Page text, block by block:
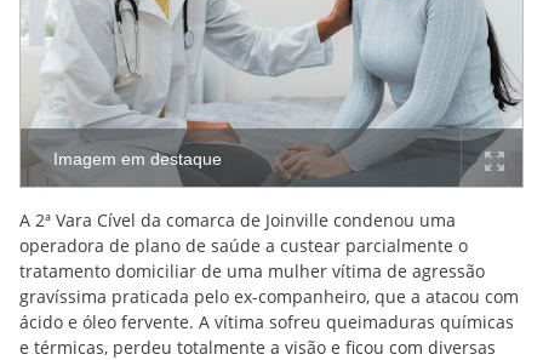
Imagem em destaque
A 2ª Vara Cível da comarca de Joinville condenou uma
operadora de plano de saúde a custear parcialmente o
tratamento domiciliar de uma mulher vítima de agressão
gravíssima praticada pelo ex-companheiro, que a atacou com
ácido e óleo fervente. A vítima sofreu queimaduras químicas
e térmicas, perdeu totalmente a visão e ficou com diversas